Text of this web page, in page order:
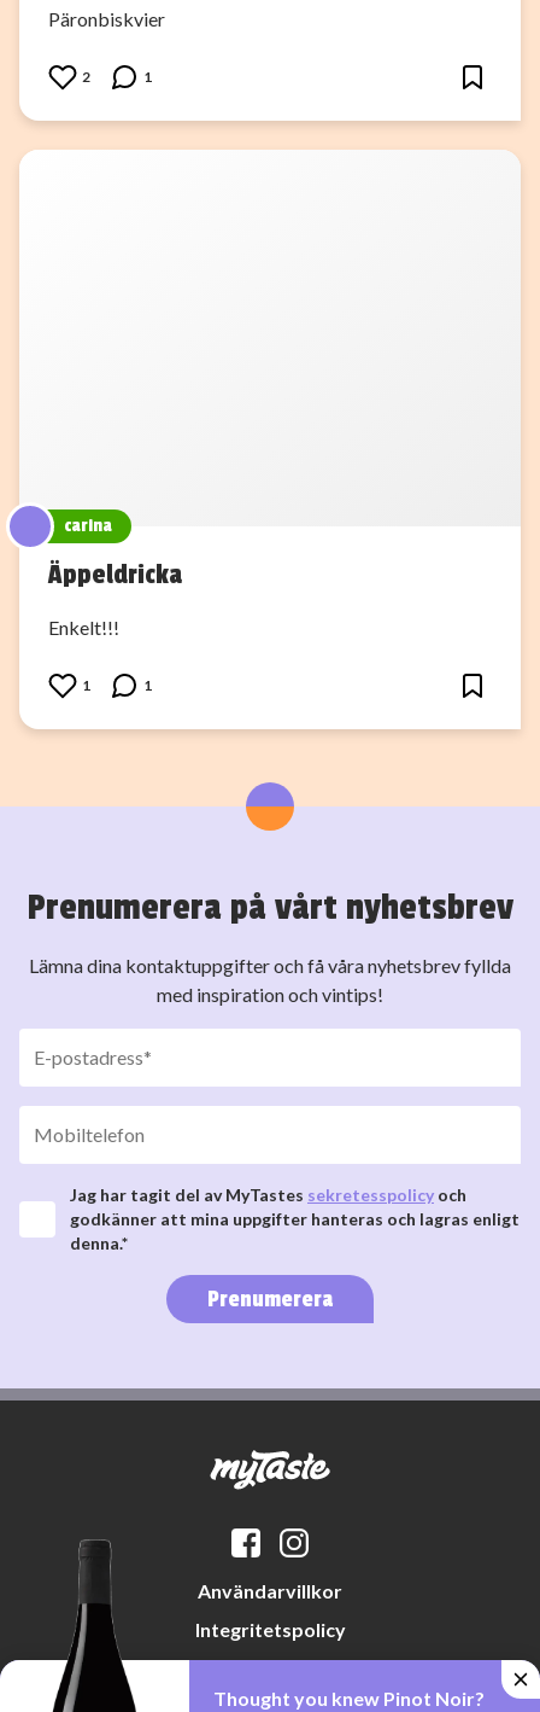
Päronbiskvier
2 1
carina
Äppeldricka
Enkelt!!!
1 1
Prenumerera på vårt nyhetsbrev
Lämna dina kontaktuppgifter och få våra nyhetsbrev fyllda
med inspiration och vintips!
Jag har tagit del av MyTastes sekretesspolicy och
godkänner att mina uppgifter hanteras och lagras enligt
denna.*
Prenumerera
Användarvillkor
Integritetspolicy
Cookiepolicy
Thought you knew Pinot Noir?